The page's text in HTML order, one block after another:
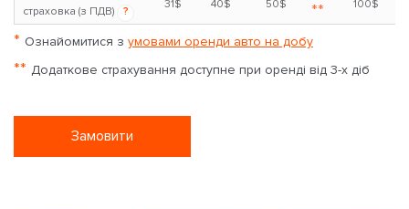
страховка (з ПДВ)
?
31$ 40$ 50$ ** 100$
* Ознайомитися з умовами оренди авто на добу
** Додаткове страхування доступне при оренді від 3-х діб
Замовити